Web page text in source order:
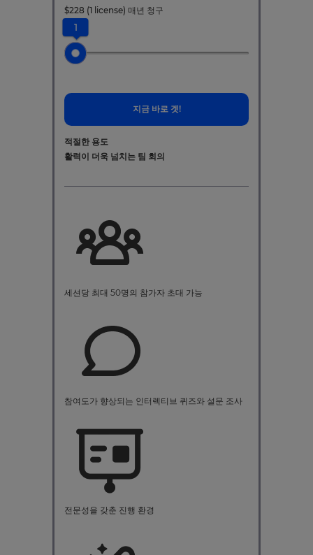
$228 (1 license) 매년 청구
1
지금 바로 겟!
적절한 용도
활력이 더욱 넘치는 팀 회의
세션당 최대 50명의 참가자 초대 가능
참여도가 향상되는 인터렉티브 퀴즈와 설문 조사
전문성을 갖춘 진행 환경